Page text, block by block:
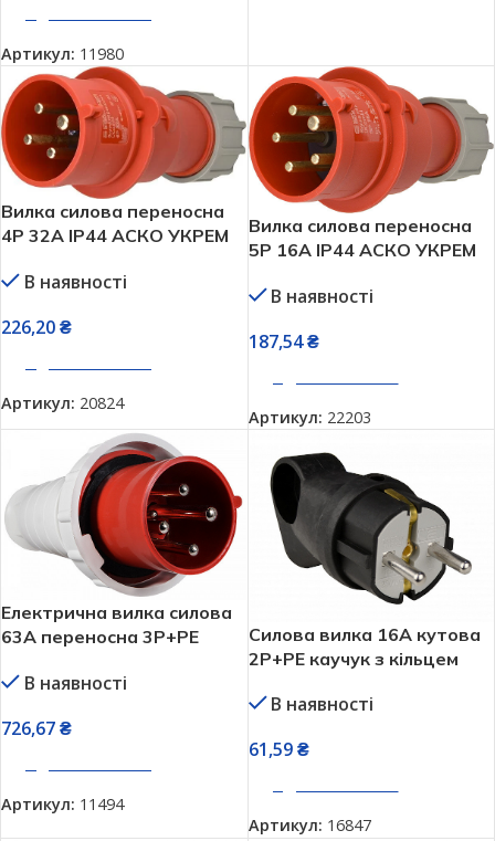
Артикул: 11980
Вилка силова переносна
4P 32А IP44 АСКО УКРЕМ
В наявності
226,20₴
Артикул: 20824
Вилка силова переносна
5P 16А IP44 АСКО УКРЕМ
В наявності
187,54₴
Артикул: 22203
Електрична вилка силова
63А переносна 3Р+РЕ
В наявності
726,67₴
Артикул: 11494
Силова вилка 16А кутова
2P+PE каучук з кільцем
В наявності
61,59₴
Артикул: 16847